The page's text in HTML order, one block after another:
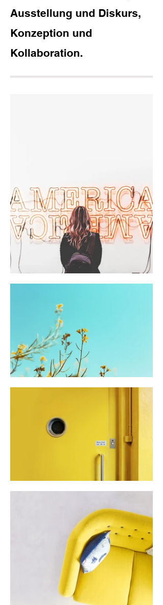
Ausstellung und Diskurs,
Konzeption und
Kollaboration.